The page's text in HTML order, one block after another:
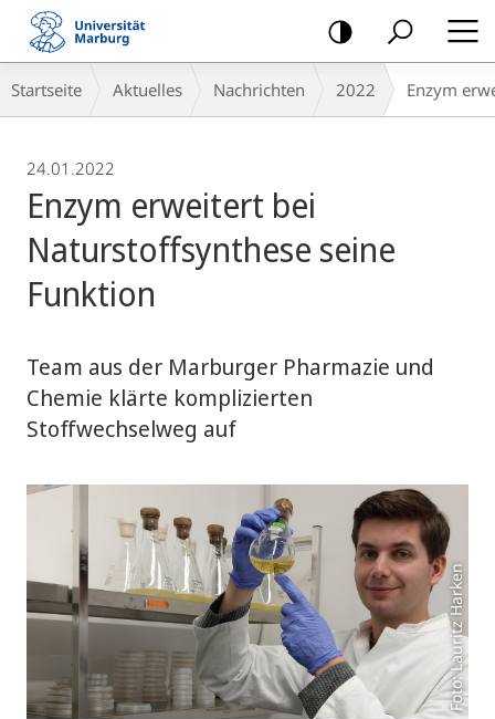
Mobile-
Navigation
Breadcrumb-
Navigation
Startseite Aktuelles Nachrichten 2022 Enzym
24.01.2022
Enzym erweitert bei
Naturstoffsynthese seine
Funktion
Team aus der Marburger Pharmazie und
Chemie klärte komplizierten
Stoffwechselweg auf
Foto: Lauritz Harken